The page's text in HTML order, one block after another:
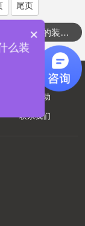
尾页
设计团队
专题活动
联系我们
×
么装